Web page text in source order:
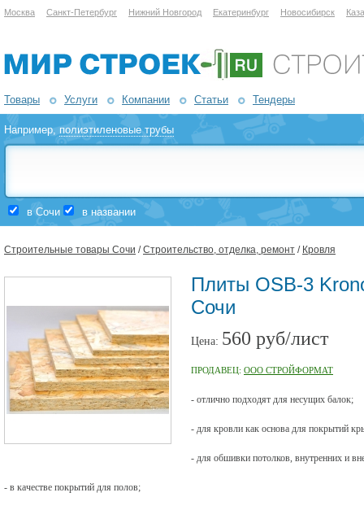
Москва Санкт-Петербург Нижний Новгород Екатеринбург Новосибирск
Товары Услуги Компании Статьи Тендеры
Например,полиэтиленовые трубы
в Сочи в названии
Строительные товары Сочи /Строительство, отделка, ремонт / Кровля
Плиты OSB-3
Сочи
Цена: 560 руб/лист
ПРОДАВЕЦ: ООО СТРОЙФОРМАТ
- отлично подходят для несущих балок;
- для кровли как основа для покрытий
- для обшивки потолков, внутренних и
- в качестве покрытий для полов;